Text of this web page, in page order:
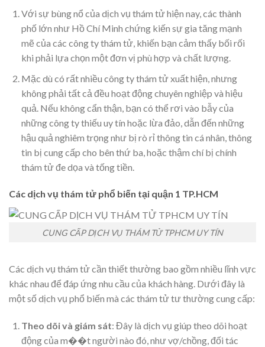
Với sự bùng nổ của dịch vụ thám tử hiện nay, các thành
phố lớn như Hồ Chí Minh chứng kiến sự gia tăng mạnh
mẽ của các công ty thám tử, khiến bạn cảm thấy bối rối
khi phải lựa chọn một đơn vị phù hợp và chất lượng.
Mặc dù có rất nhiều công ty thám tử xuất hiện, nhưng
không phải tất cả đều hoạt động chuyên nghiệp và hiệu
quả. Nếu không cẩn thận, bạn có thể rơi vào bẫy của
những công ty thiếu uy tín hoặc lừa đảo, dẫn đến những
hậu quả nghiêm trọng như bị rò rỉ thông tin cá nhân, thông
tin bị cung cấp cho bên thứ ba, hoặc thậm chí bị chính
thám tử đe dọa và tống tiền.
Các dịch vụ thám tử phổ biến tại quận 1 TP.HCM
CUNG CẤP DỊCH VỤ THÁM TỬ TPHCM UY TÍN
Các dịch vụ thám tử cần thiết thường bao gồm nhiều lĩnh vực
khác nhau để đáp ứng nhu cầu của khách hàng. Dưới đây là
một số dịch vụ phổ biến mà các thám tử tư thường cung cấp:
Theo dõi và giám sát: Đây là dịch vụ giúp theo dõi hoạt
động của m��t người nào đó, như vợ/chồng, đối tác